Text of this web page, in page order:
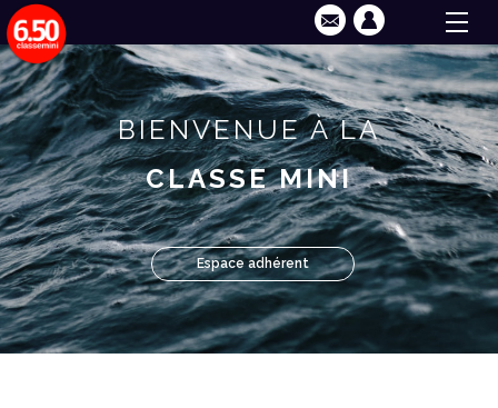
BIENVENUE À LA
CLASSE MINI
Espace adhérent